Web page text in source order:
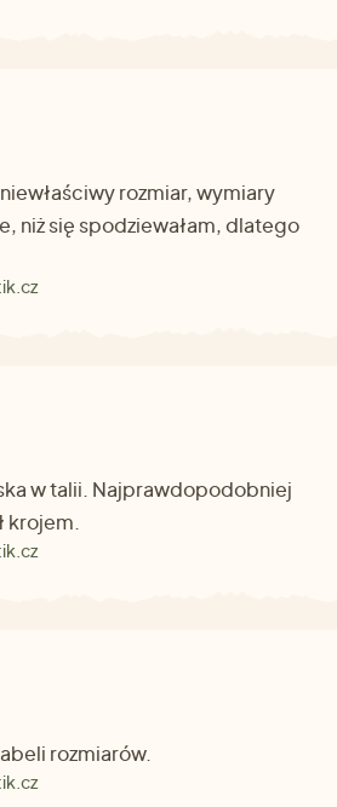
rozmiar, wymiary
niż się spodziewałam, dlatego
w talii. Najprawdopodobniej
krojem.
rozmiarów.